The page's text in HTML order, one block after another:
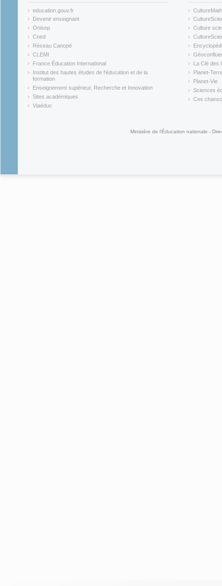
education.gouv.fr
(link is external)
Devenir enseignant
(link is external)
Onisep
(link is external)
Cned
(link is external)
Réseau Canopé
(link is external)
CLEMI
(link is external)
France Éducation International
(link is external)
Institut des hautes études de l'éducation et de la
formation
(link is external)
Enseignement supérieur, Recherche et Innovation
(link is external)
Sites académiques
(link is external)
Viaéduc
CultureMath
(link is
(link is
Culture
(link is
(link is
(link is
La Clé des
(link is
Planet-
(link is
Planet-Vie
(link is
Sciences
(link is
Ces
Ministère de l'Éducation nationale -